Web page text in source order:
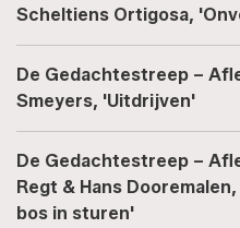
Scheltiens Ortigosa,
De Gedachtestreep –
Smeyers, 'Uitdrijven'
De Gedachtestreep –
Regt & Hans
bos in sturen'